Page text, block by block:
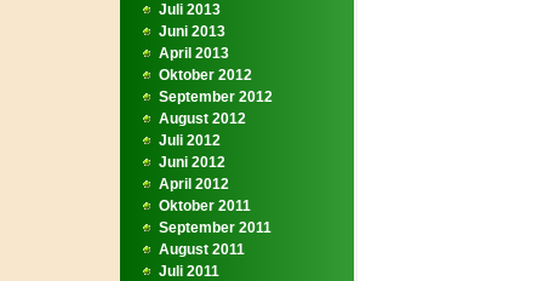
Juli 2013
Juni 2013
April 2013
Oktober 2012
September 2012
August 2012
Juli 2012
Juni 2012
April 2012
Oktober 2011
September 2011
August 2011
Juli 2011